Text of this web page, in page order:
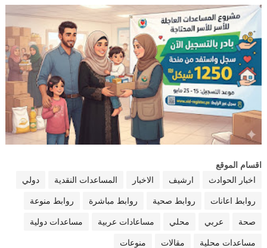
اقسام الموقع
اخبار الحوادث
ارشيف الاخبار المساعدات النقدية دولي
روابط اعانات روابط صحية روابط مباشرة روابط منوعة
صحة عربي محلي مساعادات عربية مساعدات دولية
مساعدات محلية مقالات منوعات